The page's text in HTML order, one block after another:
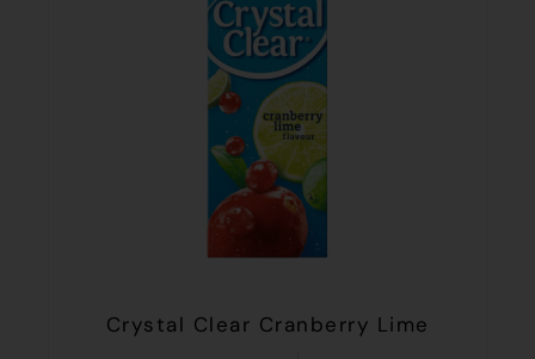
Crystal Clear Cranberry Lime